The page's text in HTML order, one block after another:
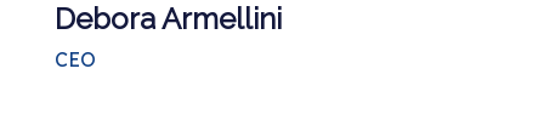
Debora Armellini
CEO